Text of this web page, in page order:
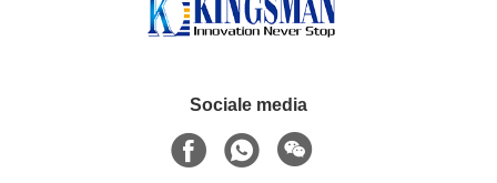
Sociale media